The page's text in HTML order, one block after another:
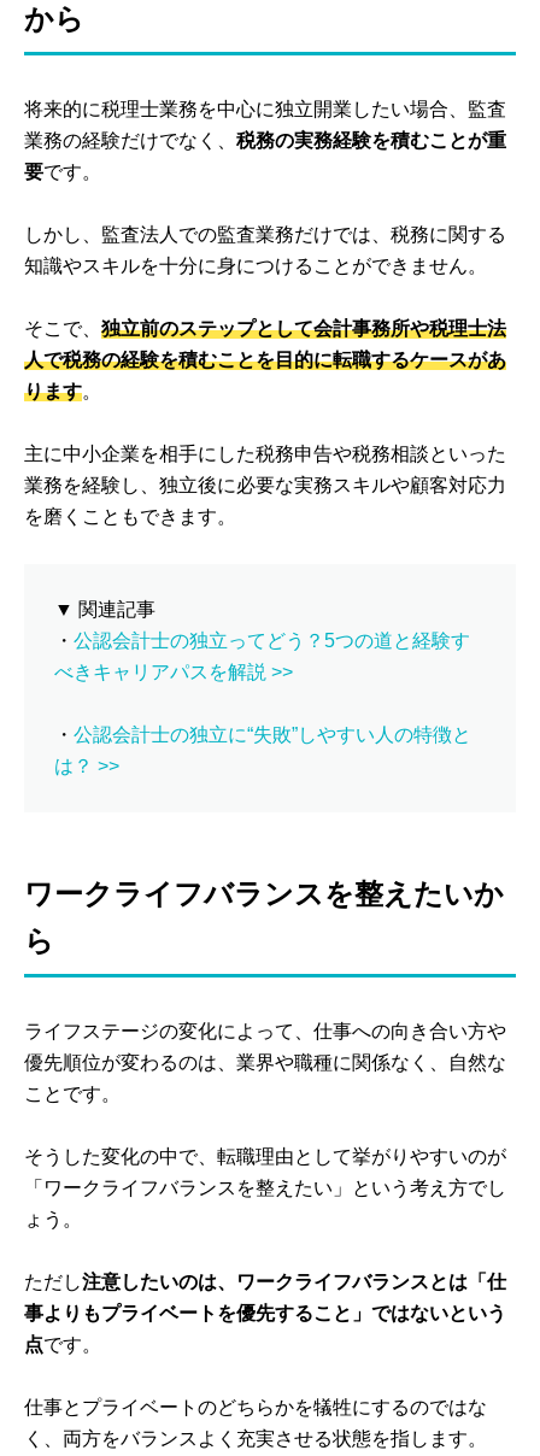
から
将来的に税理士業務を中心に独立開業したい場合、監査
業務の経験だけでなく、 税務の実務経験を積むことが重
要です。
しかし、監査法人での監査業務だけでは、税務に関する
知識やスキルを十分に身につけることができません。
そこで、 独立前のステップとして会計事務所や税理士法
人で税務の経験を積むことを目的に転職するケースがあ
ります。
主に中小企業を相手にした税務申告や税務相談といった
業務を経験し、独立後に必要な実務スキルや顧客対応力
を磨くこともできます。
▼ 関連記事
・公認会計士の独立ってどう？5つの道と経験す
べきキャリアパスを解説 >>
・公認会計士の独立に“失敗”しやすい人の特徴と
は？ >>
ワークライフバランスを整えたいか
ら
ライフステージの変化によって、仕事への向き合い方や
優先順位が変わるのは、業界や職種に関係なく、自然な
ことです。
そうした変化の中で、転職理由として挙がりやすいのが
「ワークライフバランスを整えたい」という考え方でし
ょう。
ただし注意したいのは、ワークライフバランスとは「仕
事よりもプライベートを優先すること」ではないという
点です。
仕事とプライベートのどちらかを犠牲にするのではな
く、両方をバランスよく充実させる状態を指します。